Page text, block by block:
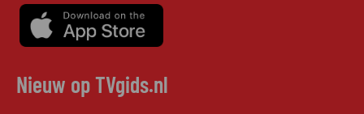
Nieuw op TVgids.nl